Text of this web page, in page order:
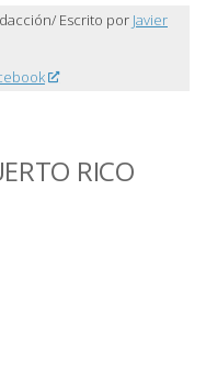
Escrito por Javier
RICO